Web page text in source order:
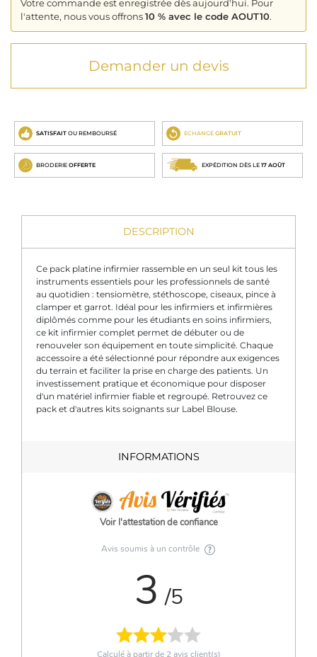
Votre commande est enregistrée dès aujourd'hui. Pour
l'attente, nous vous offrons10 % avec le code AOUT10.
Demander un devis
SATISFAIT OU REMBOURSÉ ECHANGE GRATUIT
BRODERIE OFFERTE EXPÉDITION DÈS LE 17 AOÛT
DESCRIPTION
Ce pack platine infirmier rassemble en un seul kit tous les
instruments essentiels pour les professionnels de santé
au quotidien : tensiomètre, stéthoscope, ciseaux, pince à
clamper et garrot. Idéal pour les infirmiers et infirmières
diplômés comme pour les étudiants en soins infirmiers,
ce kit infirmier complet permet de débuter ou de
renouveler son équipement en toute simplicité. Chaque
accessoire a été sélectionné pour répondre aux exigences
du terrain et faciliter la prise en charge des patients. Un
investissement pratique et économique pour disposer
d'un matériel infirmier fiable et regroupé. Retrouvez ce
pack et d'autres kits soignants sur Label Blouse.
INFORMATIONS
Voir l'attestation de confiance
Avis soumis à un contrôle
3 /5
Calculé à partir de 2avis client(s)